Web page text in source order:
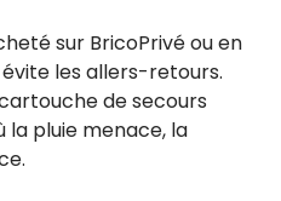
sur BricoPrivé ou en
les allers-retours.
de secours
la pluie menace, la